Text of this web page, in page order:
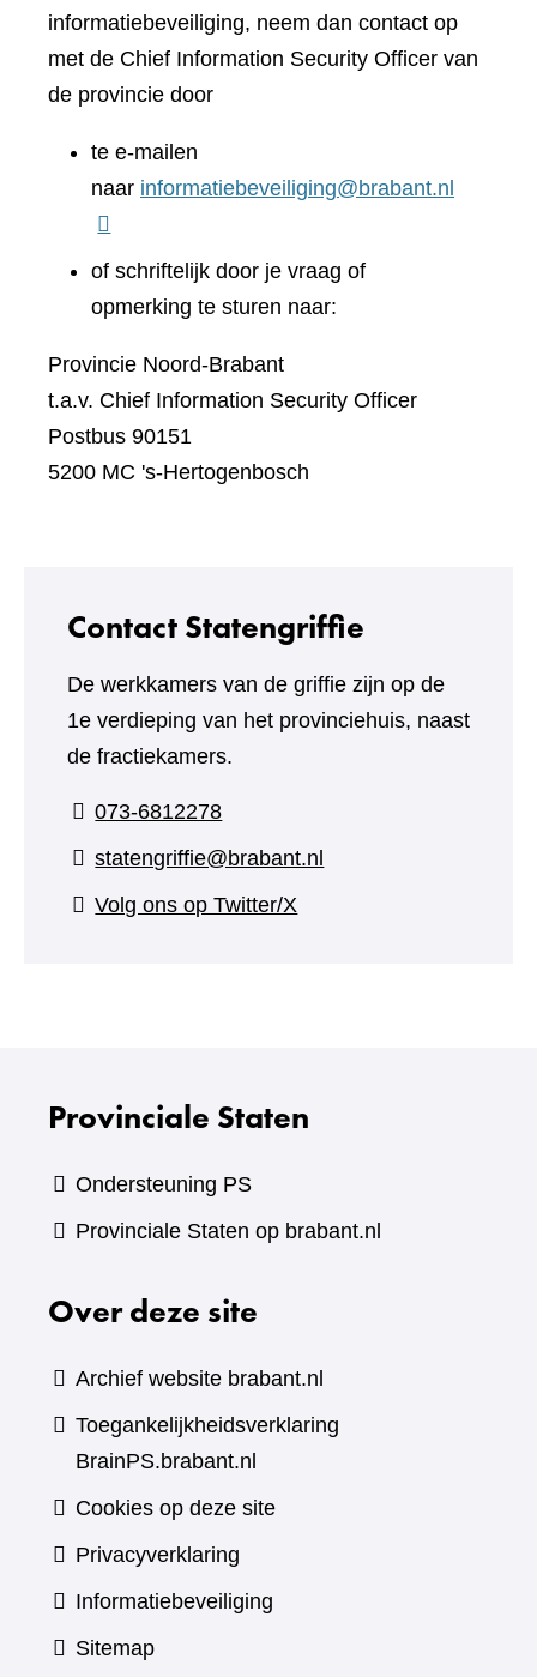
informatiebeveiliging, neem dan contact op
met de Chief Information Security Officer van
de provincie door
te e-mailen
naar informatiebeveiliging@brabant.nl
of schriftelijk door je vraag of
opmerking te sturen naar:
Provincie Noord-Brabant
t.a.v. Chief Information Security Officer
Postbus 90151
5200 MC 's-Hertogenbosch
Contact Statengriffie
De werkkamers van de griffie zijn op de
1e verdieping van het provinciehuis, naast
de fractiekamers.
073-6812278
statengriffie@brabant.nl
Volg ons op Twitter/X
Provinciale Staten
Ondersteuning PS
Provinciale Staten op brabant.nl
Over deze site
Archief website brabant.nl
Toegankelijkheidsverklaring
BrainPS.brabant.nl
Cookies op deze site
Privacyverklaring
Informatiebeveiliging
Sitemap